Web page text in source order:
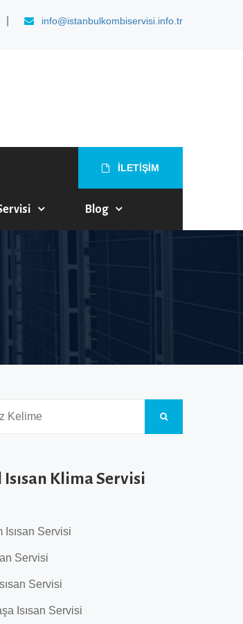
info@istanbulkombiservisi.info.tr
İLETİŞİM
Blog
Klima Servisi
Isısan Servisi
Servisi
Servisi
Isısan Servisi